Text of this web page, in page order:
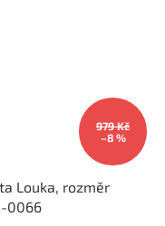
979 Kč
–8 %
Louka, rozměr
0066